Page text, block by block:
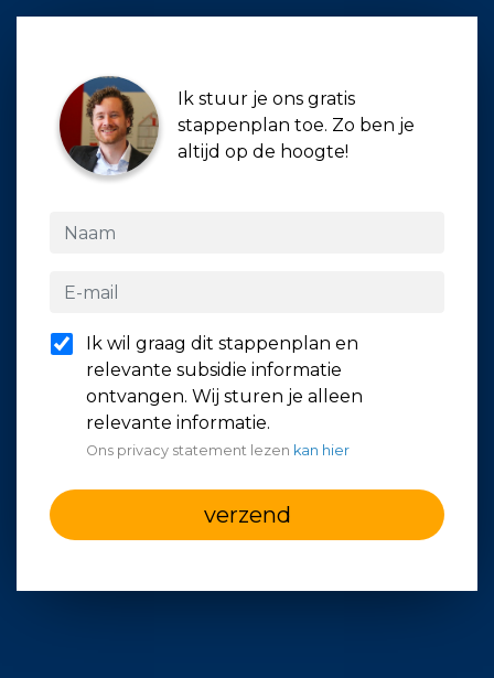
Ik stuur je ons gratis
stappenplan toe. Zo ben je
altijd op de hoogte!
Ik wil graag dit stappenplan en
relevante subsidie informatie
ontvangen. Wij sturen je alleen
relevante informatie.
Ons privacy statement lezen kan hier
verzend